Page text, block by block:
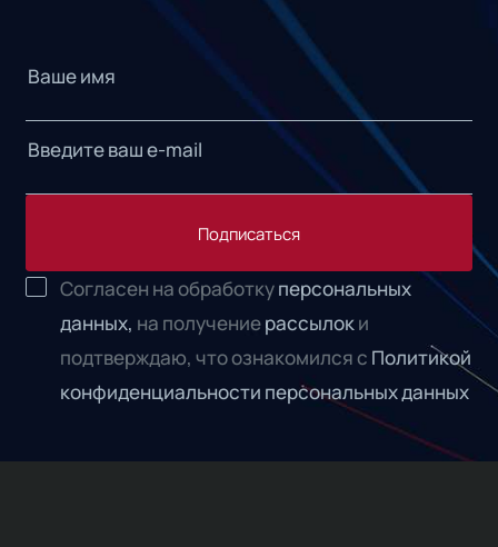
Подписаться
Согласен на обработкуперсональных
данных, на получениерассылоки
подтверждаю, что ознакомился с Политикой
конфиденциальности персональных данных